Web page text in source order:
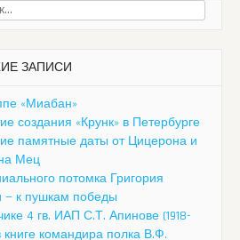
ЗАПИСИ
«Миабан»
создания «Крунк» в Петербурге
памятные даты от Цицерона и
Мец
потомка Григория
— к пушкам победы
4 гв. ИАП С.Т. Апинове (1918-
книге командира полка В.Ф.